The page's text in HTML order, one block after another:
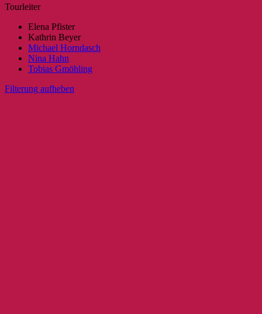
Tourleiter
Elena Pfister
Kathrin Beyer
Michael Horndasch
Nina Hahn
Tobias Gmöhling
Filterung aufheben